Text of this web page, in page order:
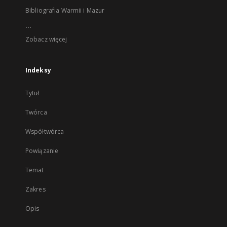
Bibliografia Warmii i Mazur
...
Zobacz więcej
Indeksy
Tytuł
Twórca
Współtwórca
Powiązanie
Temat
Zakres
Opis